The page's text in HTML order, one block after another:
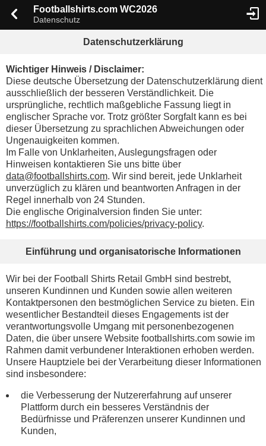
Footballshirts.com WC2026
Datenschutz
Datenschutzerklärung
Wichtiger Hinweis / Disclaimer:
Diese deutsche Übersetzung der Datenschutzerklärung dient
ausschließlich der besseren Verständlichkeit. Die
ursprüngliche, rechtlich maßgebliche Fassung liegt in
englischer Sprache vor. Trotz größter Sorgfalt kann es bei
dieser Übersetzung zu sprachlichen Abweichungen oder
Ungenauigkeiten kommen.
Im Falle von Unklarheiten, Auslegungsfragen oder
Hinweisen kontaktieren Sie uns bitte über
data@footballshirts.com. Wir sind bereit, jede Unklarheit
unverzüglich zu klären und beantworten Anfragen in der
Regel innerhalb von 24 Stunden.
Die englische Originalversion finden Sie unter:
https://footballshirts.com/policies/privacy-policy.
Einführung und organisatorische Informationen
Wir bei der Football Shirts Retail GmbH sind bestrebt,
unseren Kundinnen und Kunden sowie allen weiteren
Kontaktpersonen den bestmöglichen Service zu bieten. Ein
wesentlicher Bestandteil dieses Engagements ist der
verantwortungsvolle Umgang mit personenbezogenen
Daten, die über unsere Website footballshirts.com sowie im
Rahmen damit verbundener Interaktionen erhoben werden.
Unsere Hauptziele bei der Verarbeitung dieser Informationen
sind insbesondere:
die Verbesserung der Nutzererfahrung auf unserer
Plattform durch ein besseres Verständnis der
Bedürfnisse und Präferenzen unserer Kundinnen und
Kunden,